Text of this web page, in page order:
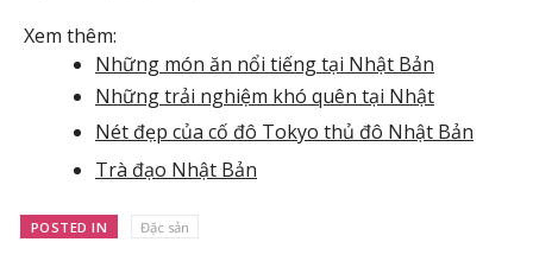
Xem thêm:
Những món ăn nổi tiếng tại Nhật Bản
Những trải nghiệm khó quên tại Nhật
Nét đẹp của cố đô Tokyo thủ đô Nhật Bản
Trà đạo Nhật Bản
POSTED IN Đặc sản